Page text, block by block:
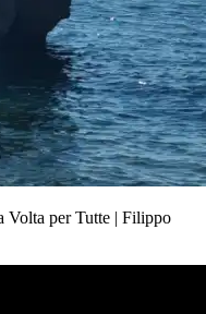
Volta per Tutte | Filippo